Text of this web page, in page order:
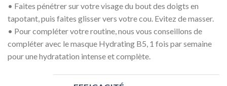
• Faites pénétrer sur votre visage du bout des doigts en
tapotant, puis faites glisser vers votre cou. Evitez de masser.
• Pour compléter votre routine, nous vous conseillons de
compléter avec le masque Hydrating B5, 1 fois par semaine
pour une hydratation intense et complète.